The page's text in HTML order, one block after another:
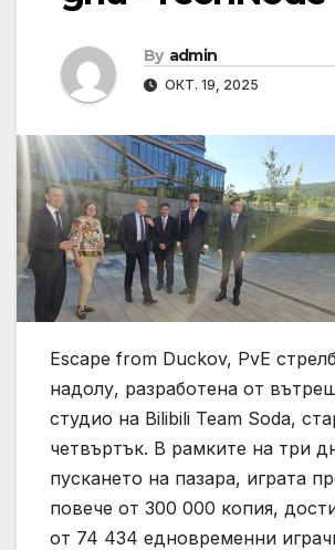
By admin
ОКТ. 19, 2025
Escape from Duckov, PvE
надолу, разработена от
студио на Bilibili Team Soda,
четвъртък. В рамките на три
пускането на пазара, играта
повече от 300 000 копия,
от 74 434 едновременни